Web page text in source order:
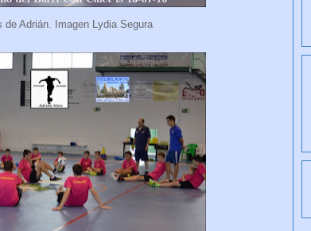
de Adrián. Imagen Lydia Segura